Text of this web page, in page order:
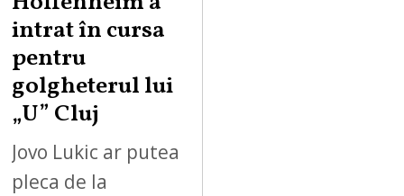
intrat în cursa
pentru
golgheterul lui
„U” Cluj
Jovo Lukic ar putea
pleca de la